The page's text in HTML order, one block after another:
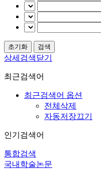
상세검색닫기
최근검색어
최근검색어 옵션
전체삭제
자동저장끄기
인기검색어
통합검색
국내학술논문